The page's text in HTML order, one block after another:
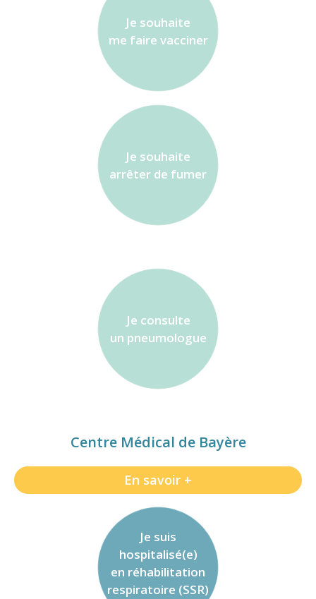
Je souhaite
me faire vacciner
Je souhaite
arrêter de fumer
Je consulte
un pneumologue
Centre Médical de Bayère
En savoir +
Je suis
hospitalisé(e)
en réhabilitation
respiratoire (SSR)